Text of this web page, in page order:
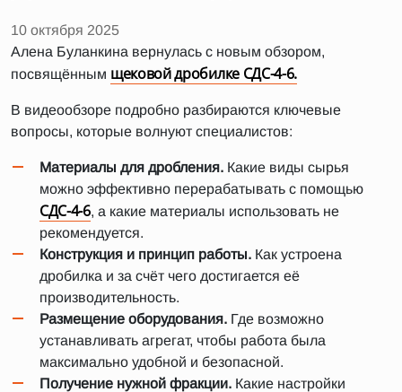
10 октября 2025
Алена Буланкина вернулась с новым обзором,
посвящённым щековой дробилке СДС-4-6.
В видеообзоре подробно разбираются ключевые
вопросы, которые волнуют специалистов:
Материалы для дробления. Какие виды сырья
можно эффективно перерабатывать с помощью
СДС-4-6, а какие материалы использовать не
рекомендуется.
Конструкция и принцип работы. Как устроена
дробилка и за счёт чего достигается её
производительность.
Размещение оборудования. Где возможно
устанавливать агрегат, чтобы работа была
максимально удобной и безопасной.
Получение нужной фракции. Какие настройки